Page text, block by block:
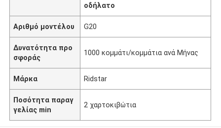
οδήλατο
Αριθμό μοντέλου G20
Δυνατότητα προ
σφοράς
1000 κομμάτι/κομμάτια ανά Μήνας
Μάρκα Ridstar
Ποσότητα παραγ
γελίας min
2 χαρτοκιβώτια